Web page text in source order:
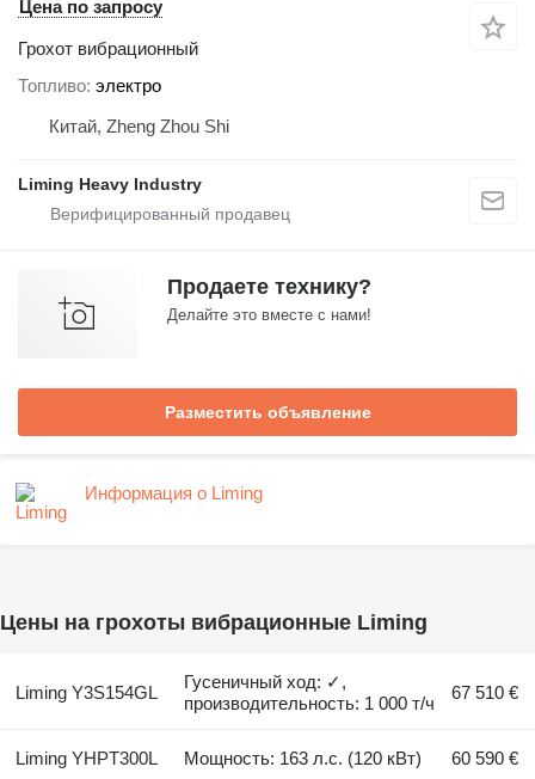
Цена по запросу
Грохот вибрационный
Топливо электро
Китай, Zheng Zhou Shi
Liming Heavy Industry
Продаете технику?
Делайте это вместе с нами!
Разместить объявление
Информация о Liming
Цены на грохоты вибрационные Liming
Liming Y3S154GL
Гусеничный ход: ✓,
производительность: 1 000 т/ч
67 510 €
Liming YHPT300L Мощность: 163 л.с. (120 кВт) 60 590 €